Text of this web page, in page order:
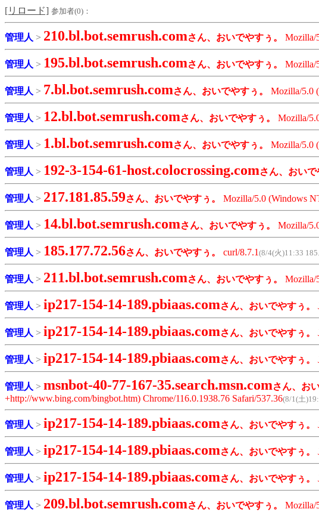
[リロード] 参加者(0)：
管理人 > 210.bl.bot.semrush.comさん、おいでやすぅ。 Mozilla/
管理人 > 195.bl.bot.semrush.comさん、おいでやすぅ。 Mozilla/
管理人 > 7.bl.bot.semrush.comさん、おいでやすぅ。 Mozilla/5.0
管理人 > 12.bl.bot.semrush.comさん、おいでやすぅ。 Mozilla/
管理人 > 1.bl.bot.semrush.comさん、おいでやすぅ。 Mozilla/5.0
管理人 > 192-3-154-61-host.colocrossing.comさん、おいで
管理人 > 217.181.85.59さん、おいでやすぅ。 Mozilla/5.0 (Windows
管理人 > 14.bl.bot.semrush.comさん、おいでやすぅ。 Mozilla/
管理人 > 185.177.72.56さん、おいでやすぅ。 curl/8.7.1 (8/4(火)11:33
管理人 > 211.bl.bot.semrush.comさん、おいでやすぅ。 Mozilla/
管理人 > ip217-154-14-189.pbiaas.comさん、おいでやすぅ。
管理人 > ip217-154-14-189.pbiaas.comさん、おいでやすぅ。
管理人 > ip217-154-14-189.pbiaas.comさん、おいでやすぅ。
管理人 > msnbot-40-77-167-35.search.msn.comさん、お
+http://www.bing.com/bingbot.htm) Chrome/116.0.1938.76 Safari/537.36(8/1(土
管理人 > ip217-154-14-189.pbiaas.comさん、おいでやすぅ。
管理人 > ip217-154-14-189.pbiaas.comさん、おいでやすぅ。
管理人 > ip217-154-14-189.pbiaas.comさん、おいでやすぅ。
管理人 > 209.bl.bot.semrush.comさん、おいでやすぅ。 Mozilla/